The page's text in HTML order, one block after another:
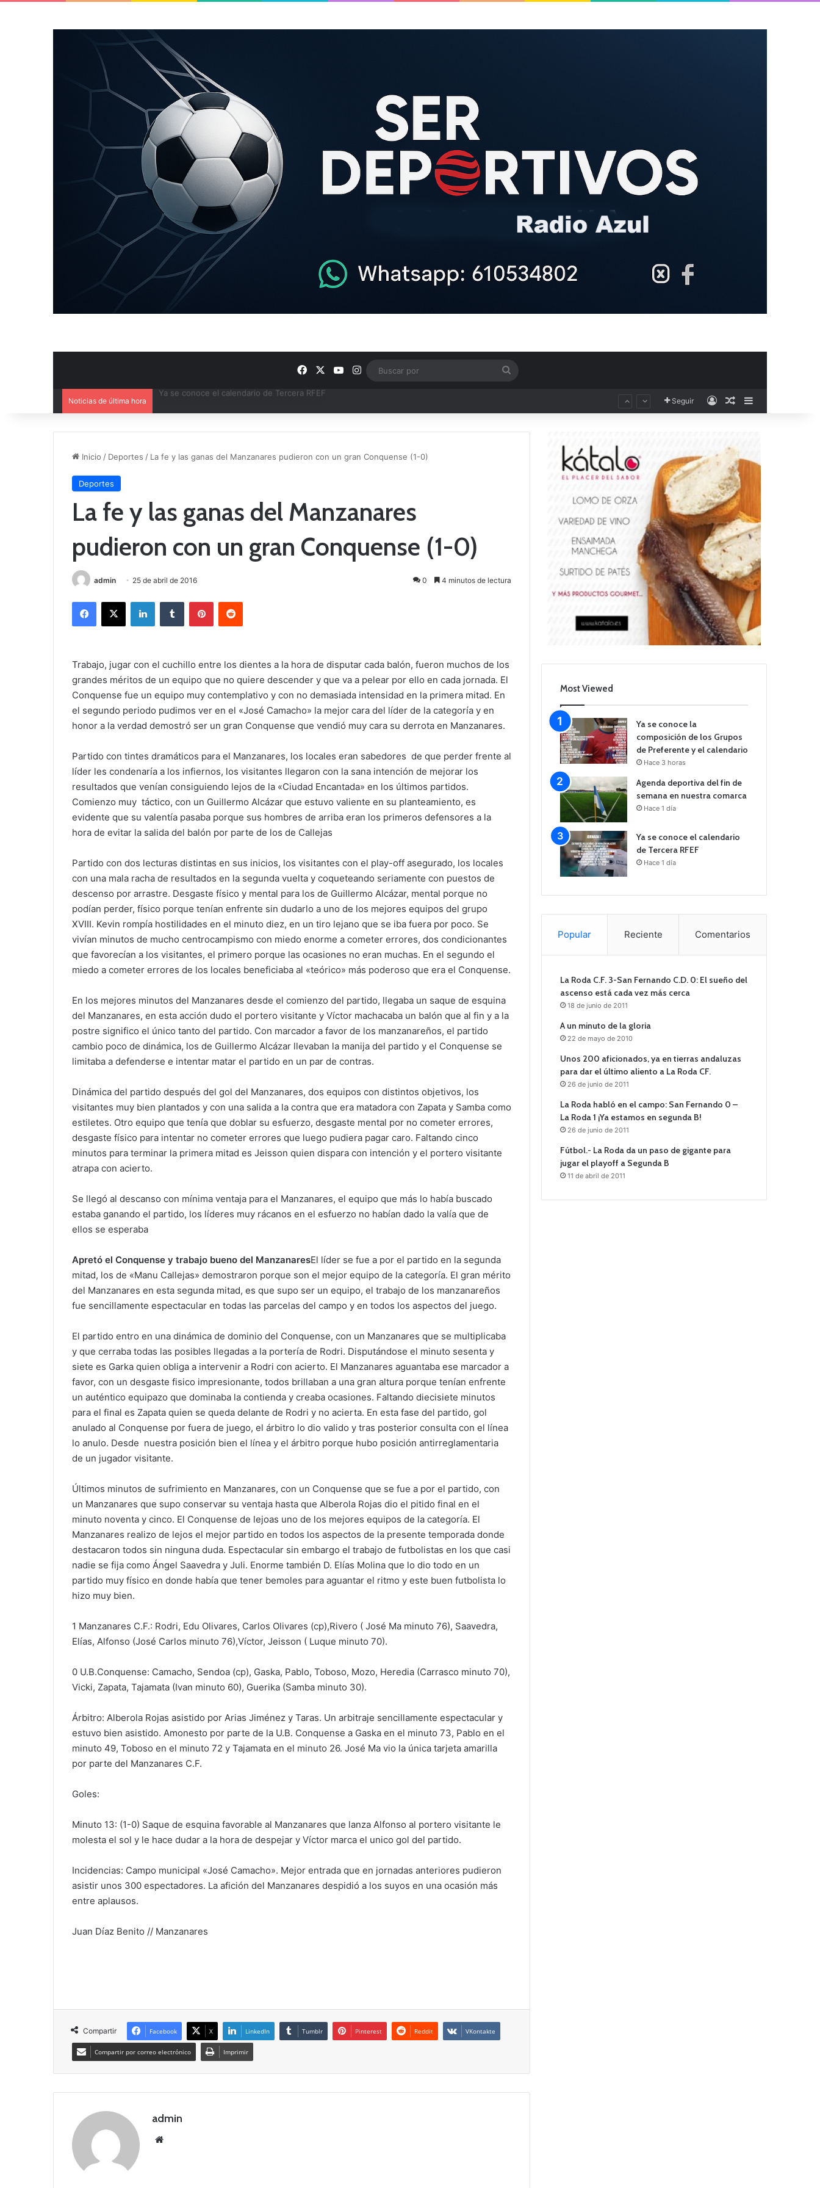
FacebookYouTube
Instagram
Noticias de última hora Seguir AccesoPublicación al
Inicio / Deportes / La fe y las ganas del Manzanares pudieron con un gran Conquense (1-0)
Deportes
La fe y las ganas del Manzanares
pudieron con un gran Conquense (1-0)
admin 25 de abril de 2016 0 4 minutos de lectura
Trabajo, jugar con el cuchillo entre los dientes a la hora de disputar cada balón, fueron muchos de los
grandes méritos de un equipo que no quiere descender y que va a pelear por ello en cada jornada. El
Conquense fue un equipo muy contemplativo y con no demasiada intensidad en la primera mitad. En
el segundo periodo pudimos ver en el «José Camacho» la mejor cara del líder de la categoría y en
honor a la verdad demostró ser un gran Conquense que vendió muy cara su derrota en Manzanares.
Partido con tintes dramáticos para el Manzanares, los locales eran sabedores de que perder frente al
líder les condenaría a los infiernos, los visitantes llegaron con la sana intención de mejorar los
resultados que venían consiguiendo lejos de la «Ciudad Encantada» en los últimos partidos.
Comienzo muy táctico, con un Guillermo Alcázar que estuvo valiente en su planteamiento, es
evidente que su valentía pasaba porque sus hombres de arriba eran los primeros defensores a la
hora de evitar la salida del balón por parte de los de Callejas
Partido con dos lecturas distintas en sus inicios, los visitantes con el play-off asegurado, los locales
con una mala racha de resultados en la segunda vuelta y coqueteando seriamente con puestos de
descenso por arrastre. Desgaste físico y mental para los de Guillermo Alcázar, mental porque no
podían perder, físico porque tenían enfrente sin dudarlo a uno de los mejores equipos del grupo
XVIII. Kevin rompía hostilidades en el minuto diez, en un tiro lejano que se iba fuera por poco. Se
vivían minutos de mucho centrocampismo con miedo enorme a cometer errores, dos condicionantes
que favorecían a los visitantes, el primero porque las ocasiones no eran muchas. En el segundo el
miedo a cometer errores de los locales beneficiaba al «teórico» más poderoso que era el Conquense.
En los mejores minutos del Manzanares desde el comienzo del partido, llegaba un saque de esquina
del Manzanares, en esta acción dudo el portero visitante y Víctor machacaba un balón que al fin y a la
postre significo el único tanto del partido. Con marcador a favor de los manzanareños, el partido
cambio poco de dinámica, los de Guillermo Alcázar llevaban la manija del partido y el Conquense se
limitaba a defenderse e intentar matar el partido en un par de contras.
Dinámica del partido después del gol del Manzanares, dos equipos con distintos objetivos, los
visitantes muy bien plantados y con una salida a la contra que era matadora con Zapata y Samba como
estiletes. Otro equipo que tenía que doblar su esfuerzo, desgaste mental por no cometer errores,
desgaste físico para intentar no cometer errores que luego pudiera pagar caro. Faltando cinco
minutos para terminar la primera mitad es Jeisson quien dispara con intención y el portero visitante
atrapa con acierto.
Se llegó al descanso con mínima ventaja para el Manzanares, el equipo que más lo había buscado
estaba ganando el partido, los líderes muy rácanos en el esfuerzo no habían dado la valía que de
ellos se esperaba
Apretó el Conquense y trabajo bueno del ManzanaresEl líder se fue a por el partido en la segunda
mitad, los de «Manu Callejas» demostraron porque son el mejor equipo de la categoría. El gran mérito
del Manzanares en esta segunda mitad, es que supo ser un equipo, el trabajo de los manzanareños
fue sencillamente espectacular en todas las parcelas del campo y en todos los aspectos del juego.
El partido entro en una dinámica de dominio del Conquense, con un Manzanares que se multiplicaba
y que cerraba todas las posibles llegadas a la portería de Rodri. Disputándose el minuto sesenta y
siete es Garka quien obliga a intervenir a Rodri con acierto. El Manzanares aguantaba ese marcador a
favor, con un desgaste fisico impresionante, todos brillaban a una gran altura porque tenían enfrente
un auténtico equipazo que dominaba la contienda y creaba ocasiones. Faltando diecisiete minutos
para el final es Zapata quien se queda delante de Rodri y no acierta. En esta fase del partido, gol
anulado al Conquense por fuera de juego, el árbitro lo dio valido y tras posterior consulta con el línea
lo anulo. Desde nuestra posición bien el línea y el árbitro porque hubo posición antirreglamentaria
de un jugador visitante.
Últimos minutos de sufrimiento en Manzanares, con un Conquense que se fue a por el partido, con
un Manzanares que supo conservar su ventaja hasta que Alberola Rojas dio el pitido final en el
minuto noventa y cinco. El Conquense de lejoas uno de los mejores equipos de la categoría. El
Manzanares realizo de lejos el mejor partido en todos los aspectos de la presente temporada donde
destacaron todos sin ninguna duda. Espectacular sin embargo el trabajo de futbolistas en los que casi
nadie se fija como Ángel Saavedra y Juli. Enorme también D. Elías Molina que lo dio todo en un
partido muy físico en donde había que tener bemoles para aguantar el ritmo y este buen futbolista lo
hizo muy bien.
1 Manzanares C.F.: Rodri, Edu Olivares, Carlos Olivares (cp),Rivero ( José Ma minuto 76), Saavedra,
Elías, Alfonso (José Carlos minuto 76),Víctor, Jeisson ( Luque minuto 70).
0 U.B.Conquense: Camacho, Sendoa (cp), Gaska, Pablo, Toboso, Mozo, Heredia (Carrasco minuto 70),
Vicki, Zapata, Tajamata (Ivan minuto 60), Guerika (Samba minuto 30).
Árbitro: Alberola Rojas asistido por Arias Jiménez y Taras. Un arbitraje sencillamente espectacular y
estuvo bien asistido. Amonesto por parte de la U.B. Conquense a Gaska en el minuto 73, Pablo en el
minuto 49, Toboso en el minuto 72 y Tajamata en el minuto 26. José Ma vio la única tarjeta amarilla
por parte del Manzanares C.F.
Goles:
Minuto 13: (1-0) Saque de esquina favorable al Manzanares que lanza Alfonso al portero visitante le
molesta el sol y le hace dudar a la hora de despejar y Víctor marca el unico gol del partido.
Incidencias: Campo municipal «José Camacho». Mejor entrada que en jornadas anteriores pudieron
asistir unos 300 espectadores. La afición del Manzanares despidió a los suyos en una ocasión más
entre aplausos.
Juan Díaz Benito // Manzanares
Compartir Facebook X LinkedIn Tumblr Pinterest Reddit VKontakte
Compartir por correo electrónico Imprimir
admin
Most Viewed
Ya se conoce la
composición de los Grupos
de Preferente y el calendario
Hace 3 horas
Agenda deportiva del fin de
semana en nuestra comarca
Hace 1 día
Ya se conoce el calendario
de Tercera RFEF
Hace 1 día
Popular Reciente Comentarios
La Roda C.F. 3-San Fernando C.D. 0: El sueño del
ascenso está cada vez más cerca
18 de junio de 2011
A un minuto de la gloria
22 de mayo de 2010
Unos 200 aficionados, ya en tierras andaluzas
para dar el último aliento a La Roda CF.
26 de junio de 2011
La Roda habló en el campo: San Fernando 0 –
La Roda 1 ¡Ya estamos en segunda B!
26 de junio de 2011
Fútbol.- La Roda da un paso de gigante para
jugar el playoff a Segunda B
11 de abril de 2011